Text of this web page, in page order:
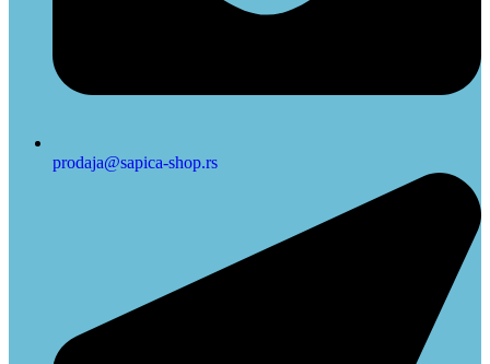
prodaja@sapica-shop.rs